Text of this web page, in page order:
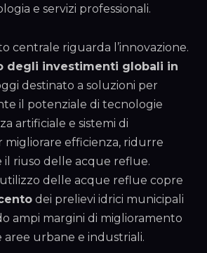
e servizi professionali.
centrale riguarda l’innovazione.
degli investimenti globali in
destinato a soluzioni per
il potenziale di tecnologie
artificiale e sistemi di
migliorare efficienza, ridurre
il riuso delle acque reflue.
delle acque reflue copre
dei prelievi idrici municipali
ampi margini di miglioramento
urbane e industriali.